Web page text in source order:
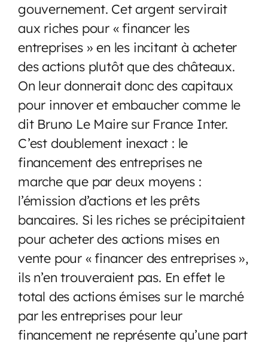
gouvernement. Cet argent servirait
aux riches pour « financer les
entreprises » en les incitant à acheter
des actions plutôt que des châteaux.
On leur donnerait donc des capitaux
pour innover et embaucher comme le
dit Bruno Le Maire sur France Inter.
C’est doublement inexact : le
financement des entreprises ne
marche que par deux moyens :
l’émission d’actions et les prêts
bancaires. Si les riches se précipitaient
pour acheter des actions mises en
vente pour « financer des entreprises »,
ils n’en trouveraient pas. En effet le
total des actions émises sur le marché
par les entreprises pour leur
financement ne représente qu’une part